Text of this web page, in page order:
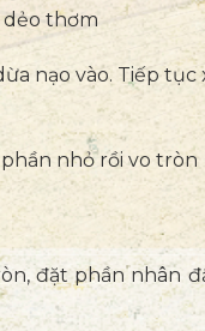
dẻo thơm
nạo vào. Tiếp
nhỏ rồi vo tròn
đặt phần nhân